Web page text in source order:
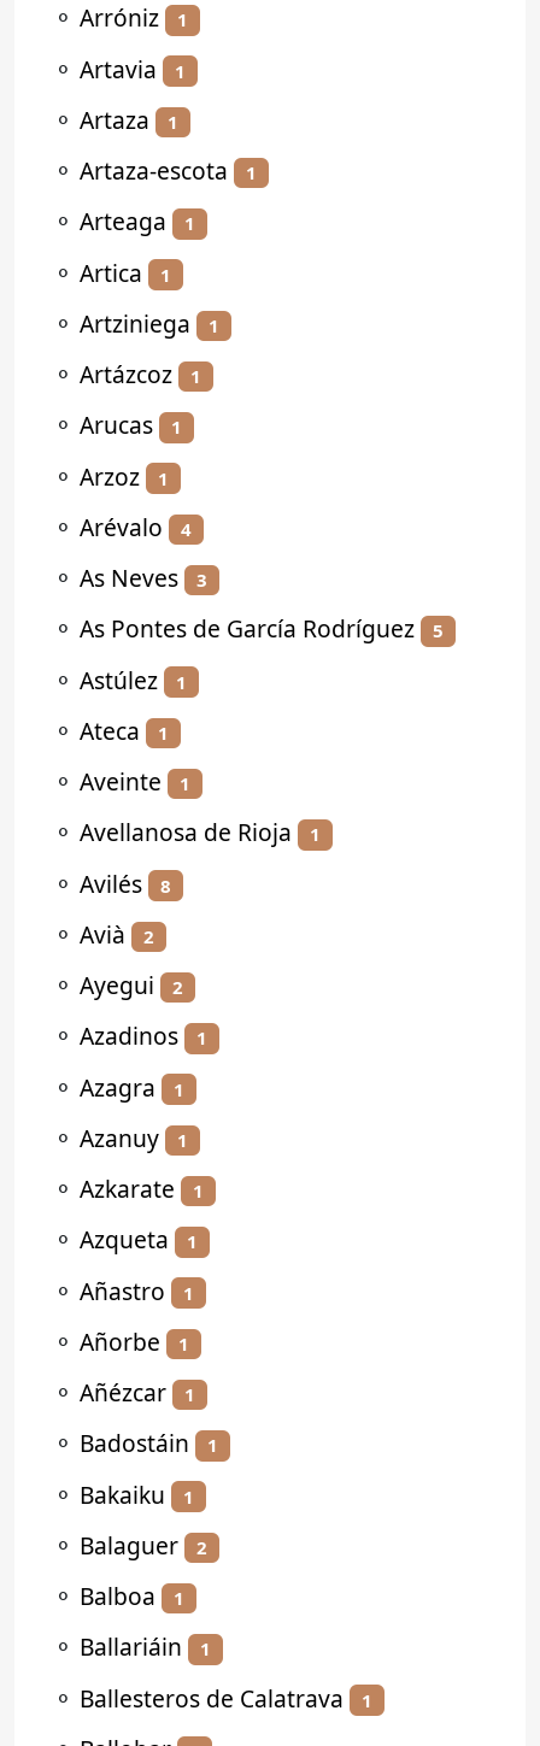
⚬ Arróniz 1
⚬ Artavia 1
⚬ Artaza 1
⚬ Artaza-escota 1
⚬ Arteaga 1
⚬ Artica 1
⚬ Artziniega 1
⚬ Artázcoz 1
⚬ Arucas 1
⚬ Arzoz 1
⚬ Arévalo 4
⚬ As Neves 3
⚬ As Pontes de García Rodríguez 5
⚬ Astúlez 1
⚬ Ateca 1
⚬ Aveinte 1
⚬ Avellanosa de Rioja 1
⚬ Avilés 8
⚬ Avià 2
⚬ Ayegui 2
⚬ Azadinos 1
⚬ Azagra 1
⚬ Azanuy 1
⚬ Azkarate 1
⚬ Azqueta 1
⚬ Añastro 1
⚬ Añorbe 1
⚬ Añézcar 1
⚬ Badostáin 1
⚬ Bakaiku 1
⚬ Balaguer 2
⚬ Balboa 1
⚬ Ballariáin 1
⚬ Ballesteros de Calatrava 1